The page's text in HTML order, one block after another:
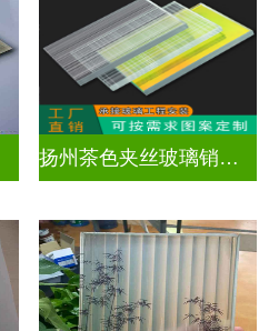
扬州茶色夹丝玻璃销售点